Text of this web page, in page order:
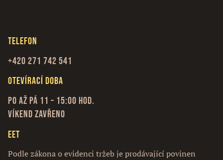
Telefon
+420 271 742 541
Otevírací doba
Po až Pá 11 – 15:00 hod.
Víkend zavřeno
EET
Podle zákona o evidenci tržeb je prodávající povinen